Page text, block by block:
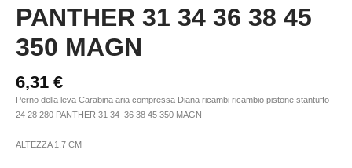
PANTHER 31 34 36 38 45
350 MAGN
6,31 €
Perno della leva Carabina aria compressa Diana ricambi ricambio pistone stantuffo
24 28 280 PANTHER 31 34 36 38 45 350 MAGN
ALTEZZA 1,7 CM